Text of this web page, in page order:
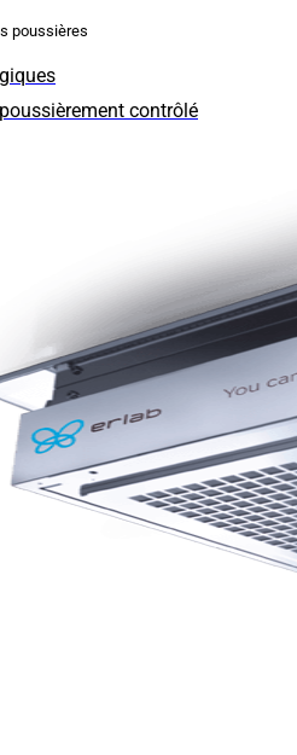
poussières
contrôlé